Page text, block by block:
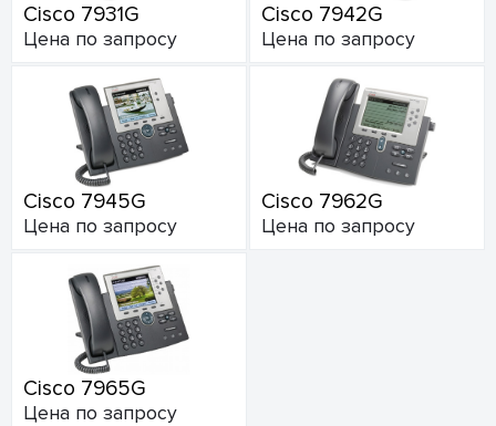
Cisco 7931G
Цена по запросу
Cisco 7942G
Цена по запросу
Cisco 7945G
Цена по запросу
Cisco 7962G
Цена по запросу
Cisco 7965G
Цена по запросу